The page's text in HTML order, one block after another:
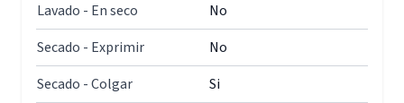
Lavado - En seco
No
Secado - Exprimir
No
Secado - Colgar
Si